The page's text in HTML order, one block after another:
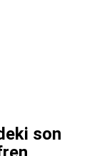
son